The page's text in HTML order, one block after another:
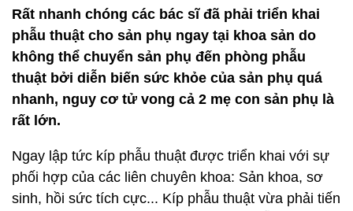
Rất nhanh chóng các bác sĩ đã phải triển khai
phẫu thuật cho sản phụ ngay tại khoa sản do
không thể chuyển sản phụ đến phòng phẫu
thuật bởi diễn biến sức khỏe của sản phụ quá
nhanh, nguy cơ tử vong cả 2 mẹ con sản phụ là
rất lớn.
Ngay lập tức kíp phẫu thuật được triển khai với sự
phối hợp của các liên chuyên khoa: Sản khoa, sơ
sinh, hồi sức tích cực... Kíp phẫu thuật vừa phải tiến